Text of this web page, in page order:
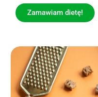
Zamawiam dietę!